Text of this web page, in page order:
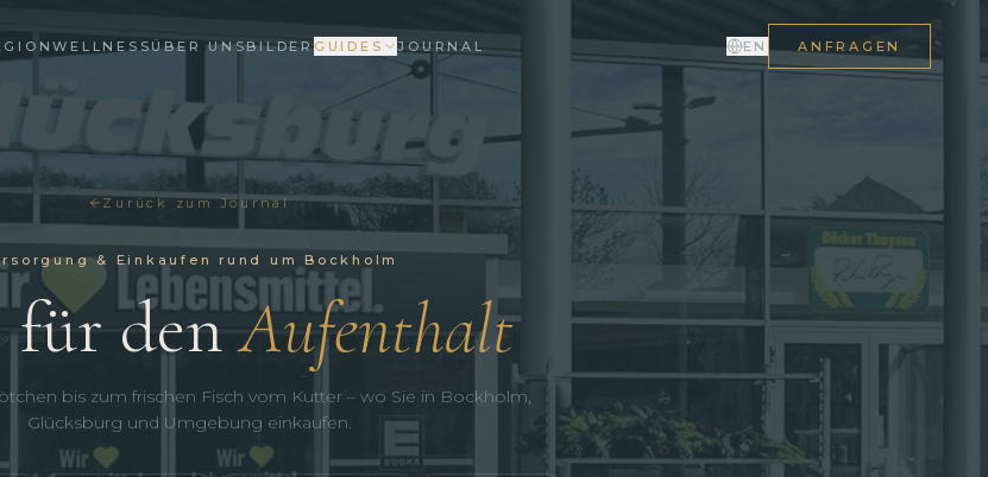
WELLNESSÜBER UNSBILDERGUIDES JOURNAL EN ANFRAGEN
Zurück zum Journal
& Einkaufen rund um Bockholm
für denAufenthalt
bis zum frischen Fisch vom Kutter – wo Sie in Bockholm,
Glücksburg und Umgebung einkaufen.